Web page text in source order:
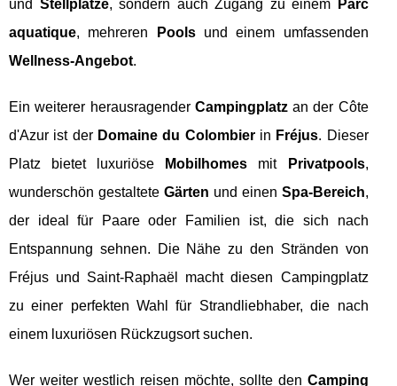
und Stellplätze, sondern auch Zugang zu einem
Parc
aquatique, mehreren Poolsund einem umfassenden
Wellness-Angebot.
Ein weiterer herausragender Campingplatzan der Côte
d'Azur ist der Domaine du Colombierin Fréjus. Dieser
Platz bietet luxuriöse
Mobilhomes mit Privatpools,
wunderschön gestaltete Gärten und einen Spa-Bereich,
der ideal für Paare oder Familien ist, die sich nach
Entspannung sehnen. Die Nähe zu den Stränden von
Fréjus und Saint-Raphaël macht diesen Campingplatz
zu einer perfekten Wahl für Strandliebhaber, die nach
einem luxuriösen Rückzugsort suchen.
Wer weiter westlich reisen möchte, sollte den Camping